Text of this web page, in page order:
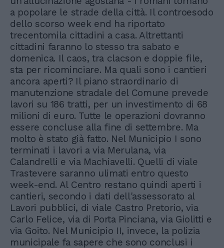
a popolare le strade della città. Il controesodo
dello scorso week end ha riportato
trecentomila cittadini a casa. Altrettanti
cittadini faranno lo stesso tra sabato e
domenica. Il caos, tra clacson e doppie file,
sta per ricominciare. Ma quali sono i cantieri
ancora aperti? Il piano straordinario di
manutenzione stradale del Comune prevede
lavori su 186 tratti, per un investimento di 68
milioni di euro. Tutte le operazioni dovranno
essere concluse alla fine di settembre. Ma
molto è stato già fatto. Nel Municipio I sono
terminati i lavori a via Merulana, via
Calandrelli e via Machiavelli. Quelli di viale
Trastevere saranno ulimati entro questo
week-end. Al Centro restano quindi aperti i
cantieri, secondo i dati dell'assessorato al
Lavori pubblici, di viale Castro Pretorio, via
Carlo Felice, via di Porta Pinciana, via Giolitti e
via Goito. Nel Municipio II, invece, la polizia
municipale fa sapere che sono conclusi i